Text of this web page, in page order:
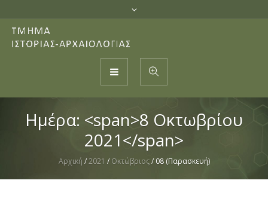
Ημέρα: <span>8 Οκτωβρίου
2021</span>
Αρχική /2021 / Οκτώβριος / 08 (Παρασκευή)